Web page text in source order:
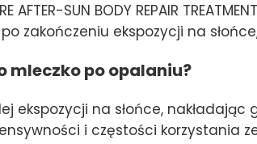
AFTER-SUN BODY REPAIR
zakończeniu ekspozycji na
mleczko po opalaniu?
ekspozycji na słońce,
i częstości korzystania